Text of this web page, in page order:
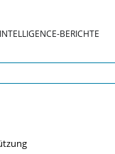
BERICHTE